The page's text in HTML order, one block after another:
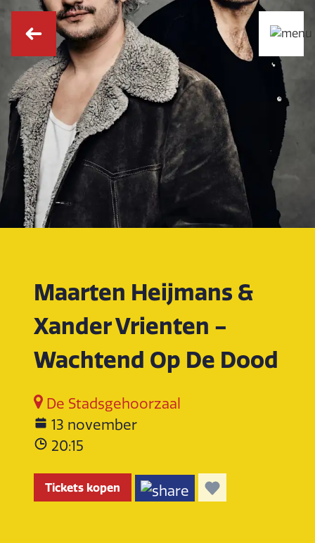
Maarten Heijmans &
Xander Vrienten -
Wachtend Op De Dood
De Stadsgehoorzaal
13 november
20:15
Tickets kopen